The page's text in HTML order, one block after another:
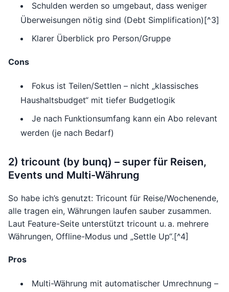
Schulden werden so umgebaut, dass weniger
Überweisungen nötig sind (Debt Simplification)[^3]
Klarer Überblick pro Person/Gruppe
Cons
Fokus ist Teilen/Settlen – nicht „klassisches
Haushaltsbudget“ mit tiefer Budgetlogik
Je nach Funktionsumfang kann ein Abo relevant
werden (je nach Bedarf)
2) tricount (by bunq) – super für Reisen,
Events und Multi-Währung
So habe ich’s genutzt: Tricount für Reise/Wochenende,
alle tragen ein, Währungen laufen sauber zusammen.
Laut Feature-Seite unterstützt tricount u. a. mehrere
Währungen, Offline-Modus und „Settle Up“.[^4]
Pros
Multi-Währung mit automatischer Umrechnung –